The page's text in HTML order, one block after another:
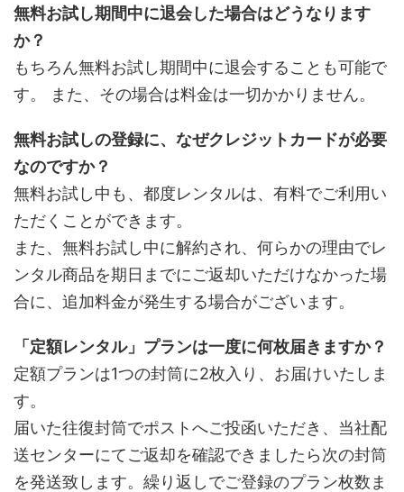
無料お試し期間中に退会した場合はどうなります
か？
もちろん無料お試し期間中に退会することも可能で
す。 また、その場合は料金は一切かかりません。
無料お試しの登録に、なぜクレジットカードが必要
なのですか？
無料お試し中も、都度レンタルは、有料でご利用い
ただくことができます。
また、無料お試し中に解約され、何らかの理由でレ
ンタル商品を期日までにご返却いただけなかった場
合に、追加料金が発生する場合がございます。
「定額レンタル」プランは一度に何枚届きますか？
定額プランは1つの封筒に2枚入り、お届けいたしま
す。
届いた往復封筒でポストへご投函いただき、当社配
送センターにてご返却を確認できましたら次の封筒
を発送致します。繰り返しでご登録のプラン枚数ま